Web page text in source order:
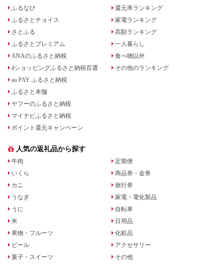
ふるなび
ふるさとチョイス
さとふる
ふるさとプレミアム
ANAのふるさと納税
dショッピングふるさと納税百選
au PAY ふるさと納税
ふるさと本舗
ヤフーのふるさと納税
マイナビふるさと納税
ポイント還元キャンペーン
還元率ランキング
家電ランキング
高額ランキング
一人暮らし
食べ物以外
その他のランキング
人気の返礼品から探す
牛肉
いくら
カニ
うなぎ
うに
米
果物・フルーツ
ビール
菓子・スイーツ
定期便
商品券・金券
旅行券
家電・電化製品
自転車
日用品
化粧品
アクセサリー
その他